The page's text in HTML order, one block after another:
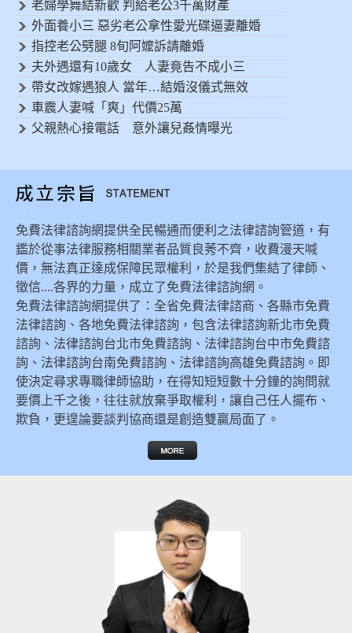
老婦學舞結新歡 判給老公3千萬財產
外面養小三 惡劣老公拿性愛光碟逼妻離婚
指控老公劈腿 8旬阿嬤訴請離婚
夫外遇還有10歲女 人妻竟告不成小三
帶女改嫁遇狼人 當年…結婚沒儀式無效
車震人妻喊「爽」代價25萬
父親熱心接電話 意外讓兒姦情曝光
免費法律諮詢網提供全民暢通而便利之法律諮詢管道，有
鑑於從事法律服務相關業者品質良莠不齊，收費漫天喊
價，無法真正達成保障民眾權利，於是我們集結了律師、
徵信....各界的力量，成立了免費法律諮詢網。
免費法律諮詢網提供了：全省免費法律諮商、各縣市免費
法律諮詢、各地免費法律諮詢，包含法律諮詢新北市免費
諮詢、法律諮詢台北市免費諮詢、法律諮詢台中市免費諮
詢、法律諮詢台南免費諮詢、法律諮詢高雄免費諮詢。即
使決定尋求專職律師協助，在得知短短數十分鐘的詢問就
要價上千之後，往往就放棄爭取權利，讓自己任人擺布、
欺負，更遑論要談判協商還是創造雙贏局面了。